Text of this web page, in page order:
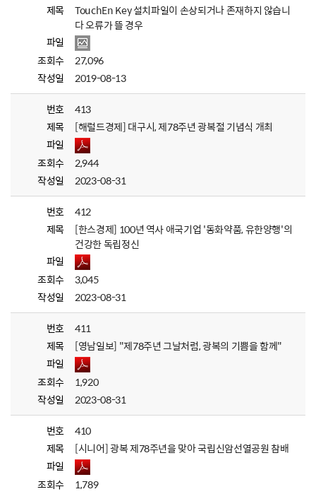
제목
TouchEn Key 설치파일이 손상되거나 존재하지 않습니
다 오류가 뜰 경우
파일
조회수
27,096
작성일
2019-08-13
번호
413
제목
[해럴드경제] 대구시, 제78주년 광복절 기념식 개최
파일
조회수
2,944
작성일
2023-08-31
번호
412
제목
[한스경제] 100년 역사 애국기업 '동화약품, 유한양행'의
건강한 독립정신
파일
조회수
3,045
작성일
2023-08-31
번호
411
제목
[영남일보] "제78주년 그날처럼, 광복의 기쁨을 함께"
파일
조회수
1,920
작성일
2023-08-31
번호
410
제목
[시니어] 광복 제78주년을 맞아 국립신암선열공원 참배
파일
조회수
1,789